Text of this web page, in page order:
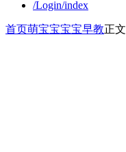
/Login/index
首页萌宝宝宝宝早教正文